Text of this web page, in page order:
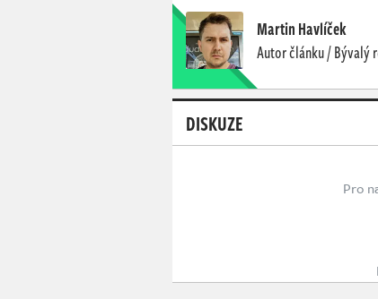
Martin Havlíček
Autor článku / Bývalý
DISKUZE
Pro